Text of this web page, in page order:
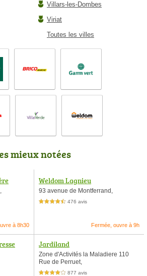
Villars-les-Dombes
Viriat
Toutes les villes
mieux notées
à 8h30
Weldom Lagnieu
93 avenue de Montferrand,
4,5 étoiles sur 5 476 avis
Fermée, ouvre à 9h
Jardiland
Zone d'Activités la Maladiere 110
Rue de Perruet,
4,0 étoiles sur 5 877 avis